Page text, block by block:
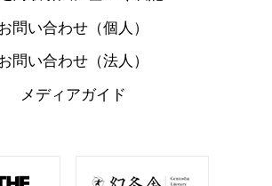
問い合わせ（個人）
問い合わせ（法人）
メディアガイド